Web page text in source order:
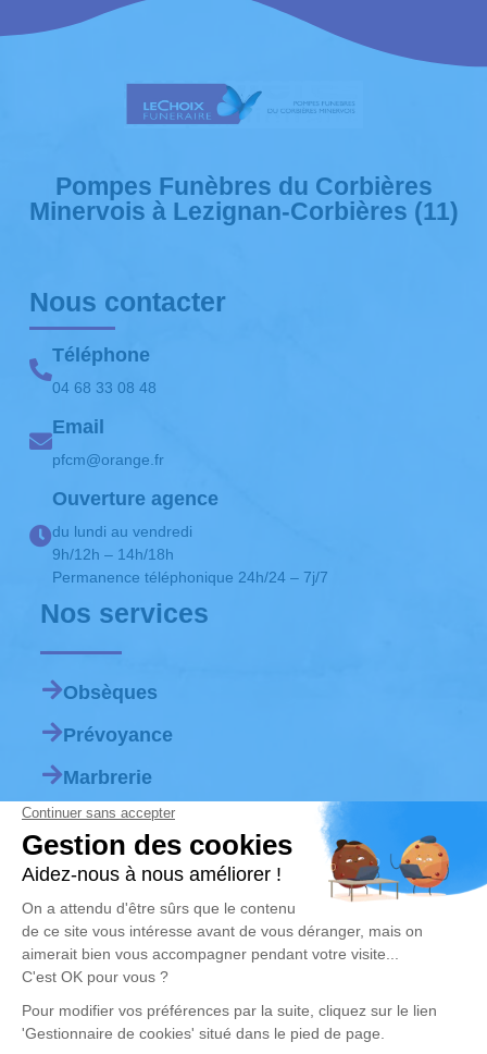
Pompes Funèbres du Corbières
Minervois à Lezignan-Corbières (11)
Nous contacter
Téléphone
04 68 33 08 48
Email
pfcm@orange.fr
Ouverture agence
du lundi au vendredi
9h/12h – 14h/18h
Permanence téléphonique 24h/24 – 7j/7
Nos services
Obsèques
Prévoyance
Marbrerie
Chambre Funéraire